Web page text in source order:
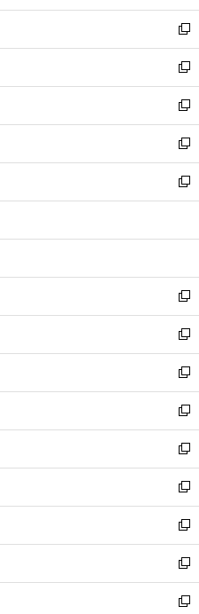
開
く
ウ
で
開
く
ン
ド
ウ
で
開
く
ウ
ィ
ン
ド
ウ
で
開
く
し
い
ウ
ィ
ン
ド
ウ
で
開
く
新
し
い
ウ
ィ
ン
ド
ウ
で
開
新
し
い
ウ
ィ
ン
ド
ウ
開
新
し
い
ウ
ィ
ン
ウ
開
く
新
し
い
ウ
ン
ウ
で
開
く
新
し
ウ
ン
ド
ウ
で
開
く
新
し
い
ウ
ィ
ン
ド
ウ
で
開
く
新
し
い
ウ
ィ
ン
ド
ウ
で
開
く
新
し
い
ウ
ィ
ン
ド
ウ
で
開
く
新
し
い
ウ
ィ
ン
ド
ウ
で
開
く
新
し
い
ウ
ィ
ン
ド
ウ
で
新
し
い
ウ
ィ
ン
ド
新
し
い
ウ
ィ
新
し
い
新